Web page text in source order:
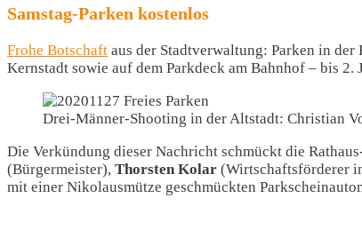
Samstag-Parken kostenlos
Frohe Botschaft aus der Stadtverwaltung: Parken in
Kernstadt sowie auf dem Parkdeck am Bahnhof – bis 2.
Drei-Männer-Shooting in der Altstadt: Christian
Die Verkündung dieser Nachricht schmückt die
(Bürgermeister), Thorsten Kolar (Wirtschaftsförderer
mit einer Nikolausmütze geschmückten